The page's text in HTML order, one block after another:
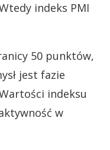
indeks PMI
50 punktów,
jest fazie
indeksu
w